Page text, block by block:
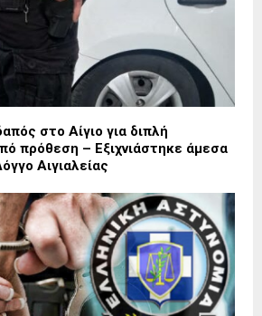
στο Αίγιο για διπλή
πρόθεση – Εξιχνιάστηκε άμεσα
Αιγιαλείας